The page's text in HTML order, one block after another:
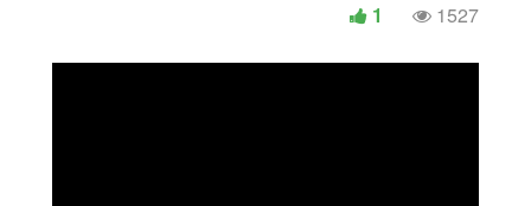
1527
1